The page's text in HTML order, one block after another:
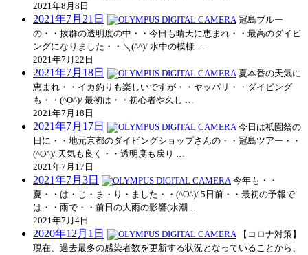
2021年8月8日
2021年7月21日
冠島ブルー
の・・抜群の透明度の中・・今日も晴天に恵まれ・・最高のダイビ
ングになりました・・＼(^^)/ 水中の模様 …
2021年7月22日
2021年7月18日
夏本番の天気に
恵まれ・・イカ釣りも楽しいですが・・ヤッパリ・・ダイビング
も・・(^O^)/ 最初は・・初心者や久し …
2021年7月18日
2021年7月17日
今日は祇園祭の
日に・・地元京都のダイビングショップさんの・・冠島ツアー・・
(^O^)/ 天気も良く・・透明度も戻り …
2021年7月17日
2021年7月3日
今年も・・
夏・・は・じ・ま・り・ました・・(^O^)/ 5日前・・最初の予報で
は・・雨で・・前日の大雨の影響(水潮 …
2021年7月4日
2020年12月1日
【コロナ対策】
現在、過去最多の感染者数を更新する状況となっていることから、